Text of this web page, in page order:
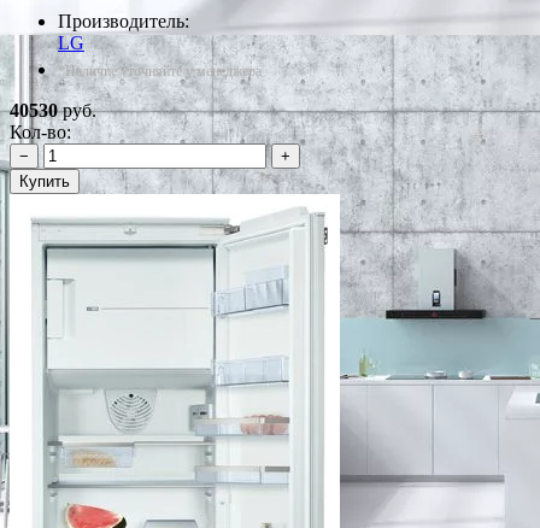
Производитель:
LG
*Наличие уточняйте у менеджера
40530руб.
Кол-во:
−
+
Купить